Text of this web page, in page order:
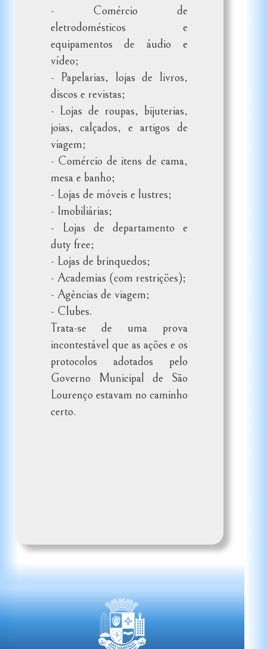
- Comércio de
eletrodomésticos e
equipamentos de áudio e
vídeo;
- Papelarias, lojas de livros,
discos e revistas;
- Lojas de roupas, bijuterias,
joias, calçados, e artigos de
viagem;
- Comércio de itens de cama,
mesa e banho;
- Lojas de móveis e lustres;
- Imobiliárias;
- Lojas de departamento e
duty free;
- Lojas de brinquedos;
- Academias (com restrições);
- Agências de viagem;
- Clubes.
Trata-se de uma prova
incontestável que as ações e os
protocolos adotados pelo
Governo Municipal de São
Lourenço estavam no caminho
certo.